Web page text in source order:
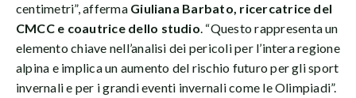
centimetri”, afferma Giuliana Barbato, ricercatrice del
CMCC e coautrice dello studio. “Questo rappresenta un
elemento chiave nell’analisi dei pericoli per l’intera regione
alpina e implica un aumento del rischio futuro per gli sport
invernali e per i grandi eventi invernali come le Olimpiadi”.